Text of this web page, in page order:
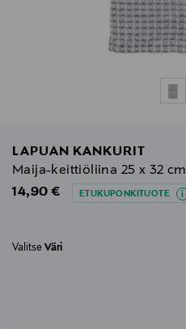
LAPUAN KANKURIT
Maija-keittiöliina 25 x 32 cm
Original Price
14,90 € ETUKUPONKITUOTE
Valitse Väri